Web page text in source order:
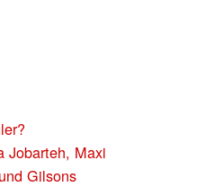
Jobarteh, Maxi
Gilsons